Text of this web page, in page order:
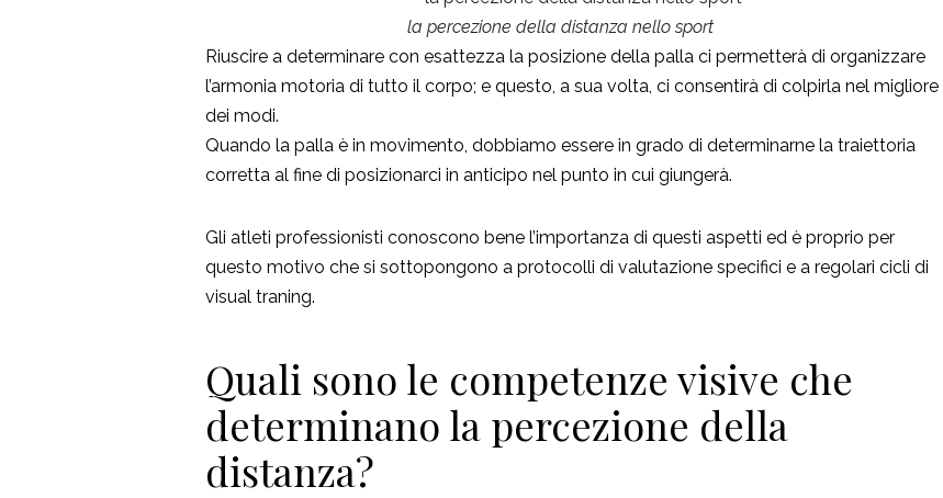
la percezione della distanza nello sport
Riuscire a determinare con esattezza la posizione della palla ci permetterà di organizzare
l’armonia motoria di tutto il corpo; e questo, a sua volta, ci consentirà di colpirla nel migliore
dei modi.
Quando la palla è in movimento, dobbiamo essere in grado di determinarne la traiettoria
corretta al fine di posizionarci in anticipo nel punto in cui giungerà.
Gli atleti professionisti conoscono bene l’importanza di questi aspetti ed è proprio per
questo motivo che si sottopongono a protocolli di valutazione specifici e a regolari cicli di
visual traning.
Quali sono le competenze visive che
determinano la percezione della
distanza?